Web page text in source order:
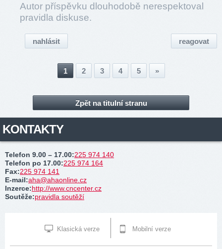
Autor příspěvku dlouhodobě nerespektoval
pravidla diskuse.
reagovat
nahlásit
1 2 3 4 5 »
Zpět na titulní stranu
KONTAKTY
Telefon 9.00 – 17.00:225 974 140
Telefon po 17.00:225 974 164
Fax:225 974 141
E-mail:aha@ahaonline.cz
Inzerce:http://www.cncenter.cz
Soutěže:pravidla soutěží
Klasická verze Mobilní verze